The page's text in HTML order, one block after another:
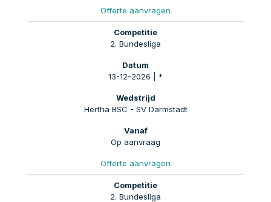
Offerte aanvragen
2. Bundesliga
13-12-2026 | *
Hertha BSC - SV Darmstadt
Op aanvraag
Offerte aanvragen
2. Bundesliga